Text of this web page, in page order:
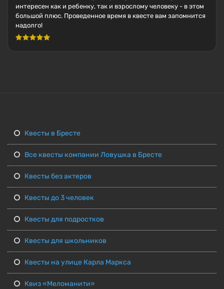
интересен как и ребенку, так и взрослому человеку - в этом
большой плюс. Проведенное время в квесте вам запомнится
надолго!
Квесты в Бресте
Все квесты компании Ловушка в Бресте
Квесты без актеров
Квесты до 3 человек
Квесты для подростков
Квесты для школьников
Квесты на улице Карла Маркса
Квиз «Меломанити»